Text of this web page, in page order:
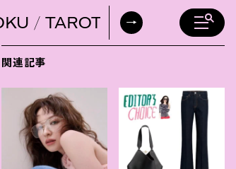
TAROT DAILY
関連記事